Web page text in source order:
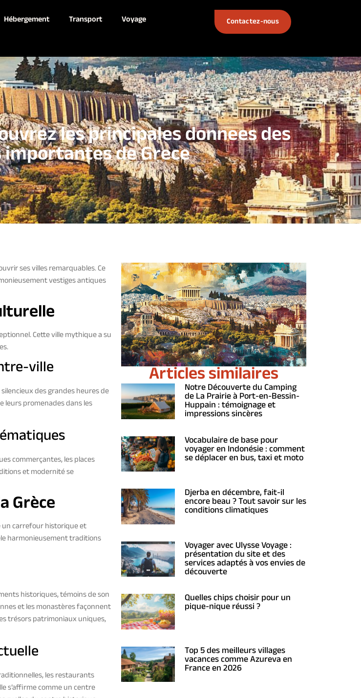
Hébergement Transport Voyage Contactez-nous
les principales donnees des
de Grece
ses villes remarquables. Ce
vestiges antiques
Cette ville mythique a su
ville
des grandes heures de
leurs promenades dans les
commerçantes, les places
et modernité se
Grèce
un carrefour historique et
harmonieusement traditions
historiques, témoins de son
et les monastères façonnent
trésors patrimoniaux uniques,
les restaurants
s’affirme comme un centre
Articles similaires
Notre Découverte du Camping
de La Prairie à Port-en-Bessin-
Huppain : témoignage et
impressions sincères
Vocabulaire de base pour
voyager en Indonésie : comment
se déplacer en bus, taxi et moto
Djerba en décembre, fait-il
encore beau ? Tout savoir sur les
conditions climatiques
Voyager avec Ulysse Voyage :
présentation du site et des
services adaptés à vos envies de
découverte
Quelles chips choisir pour un
pique-nique réussi ?
Top 5 des meilleurs villages
vacances comme Azureva en
France en 2026